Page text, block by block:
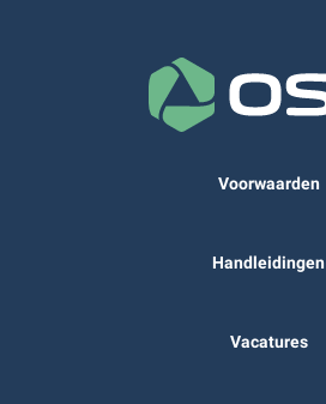
Voorwaarden
Handleidingen
Vacatures